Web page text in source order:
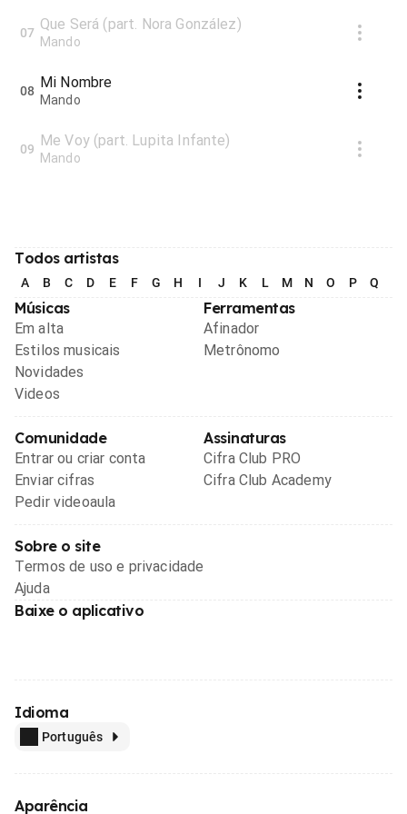
07 Que Será (part. Nora González)
Mando
08 Mi Nombre
Mando
09 Me Voy (part. Lupita Infante)
Mando
Todos artistas
A B C D E F G H I J K L M N O P Q
Músicas
Em alta
Estilos musicais
Novidades
Videos
Ferramentas
Afinador
Metrônomo
Comunidade
Entrar ou criar conta
Enviar cifras
Pedir videoaula
Assinaturas
Cifra Club PRO
Cifra Club Academy
Sobre o site
Termos de uso e privacidade
Ajuda
Baixe o aplicativo
Idioma
Português
Aparência